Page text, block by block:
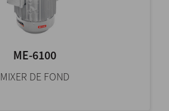
ME-6100
MIXER DE FOND